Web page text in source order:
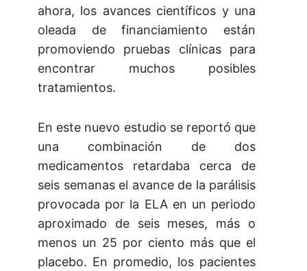
ahora, los avances científicos y una
oleada de financiamiento están
promoviendo pruebas clínicas para
encontrar muchos posibles
tratamientos.
En este nuevo estudio se reportó que
una combinación de dos
medicamentos retardaba cerca de
seis semanas el avance de la parálisis
provocada por la ELA en un periodo
aproximado de seis meses, más o
menos un 25 por ciento más que el
placebo. En promedio, los pacientes